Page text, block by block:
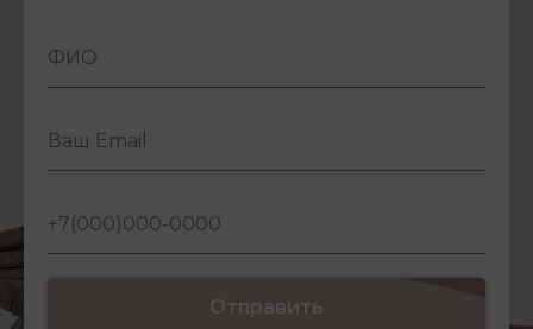
Отправить